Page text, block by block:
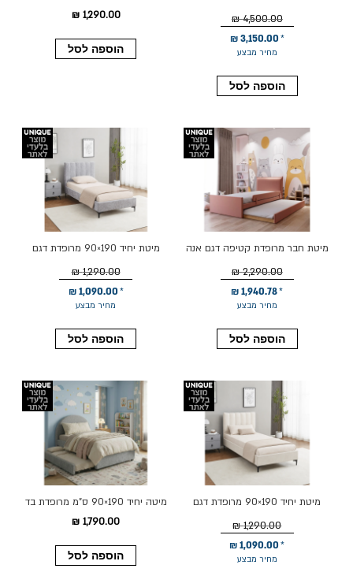
מחיר מבצע
3,150.00 ₪
4,500.00 ₪
הוספה לסל
דגם קורין בגוון אפור
1,290.00 ₪
הוספה לסל
מיטת חבר מרופדת קטיפה דגם אנה
מחיר מבצע
1,940.78 ₪
2,290.00 ₪
הוספה לסל
מיטת יחיד 190×90 מרופדת דגם
מחיר מבצע
1,090.00 ₪
1,290.00 ₪
הוספה לסל
מיטת יחיד 190×90 מרופדת דגם
מחיר מבצע
1,090.00 ₪
1,290.00 ₪
מיטה יחיד 190×90 ס"מ מרופדת בד
רחיץ עם מיטת חבר דגם פטיו בגוון
1,790.00 ₪
הוספה לסל